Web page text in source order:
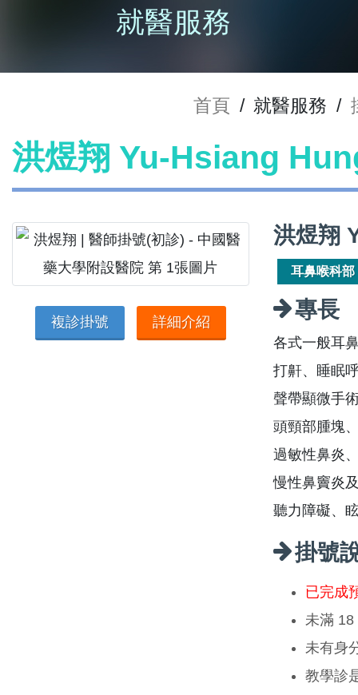
就醫服務
首頁 / 就醫服務 /
洪煜翔 Yu-Hsiang
複診掛號 詳細介紹
洪煜翔
耳鼻喉科部
專長
各式一般耳
打鼾、睡眠
聲帶顯微手
頭頸部腫塊
過敏性鼻炎
慢性鼻竇炎
聽力障礙、
掛號
已完成
未滿 18
未有身
教學診